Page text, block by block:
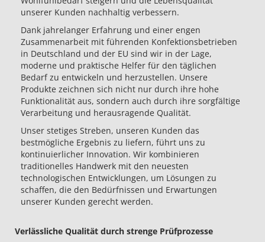
unserer Kunden nachhaltig verbessern.
Dank jahrelanger Erfahrung und einer engen
Zusammenarbeit mit führenden Konfektionsbetrieben
in Deutschland und der EU sind wir in der Lage,
moderne und praktische Helfer für den täglichen
Bedarf zu entwickeln und herzustellen. Unsere
Produkte zeichnen sich nicht nur durch ihre hohe
Funktionalität aus, sondern auch durch ihre sorgfältige
Verarbeitung und herausragende Qualität.
Unser stetiges Streben, unseren Kunden das
bestmögliche Ergebnis zu liefern, führt uns zu
kontinuierlicher Innovation. Wir kombinieren
traditionelles Handwerk mit den neuesten
technologischen Entwicklungen, um Lösungen zu
schaffen, die den Bedürfnissen und Erwartungen
unserer Kunden gerecht werden.
Verlässliche Qualität durch strenge Prüfprozesse